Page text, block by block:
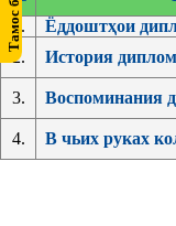
1.
Ёддоштҳои
2.
История
3.
Воспоминания
4. В чьих руках